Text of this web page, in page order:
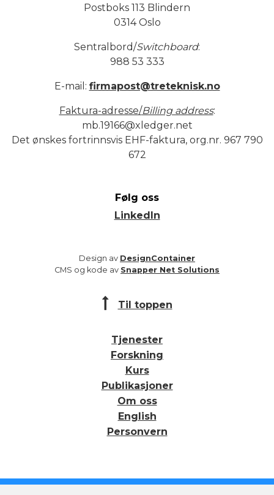
Postboks 113 Blindern
0314 Oslo
Sentralbord/Switchboard:
988 53 333
E-mail: firmapost@treteknisk.no
Faktura-adresse/Billing address:
mb.19166@xledger.net
Det ønskes fortrinnsvis EHF-faktura, org.nr. 967 790
672
Følg oss
LinkedIn
Design av DesignContainer
CMS og kode av Snapper Net Solutions
Til toppen
Tjenester
Forskning
Kurs
Publikasjoner
Om oss
English
Personvern